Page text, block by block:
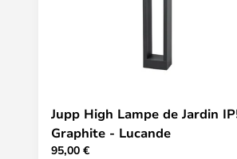
Jupp High Lampe de Jardin
Graphite - Lucande
95,00 €